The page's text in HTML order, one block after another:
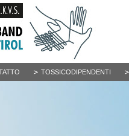
TOSSICODIPENDENTI